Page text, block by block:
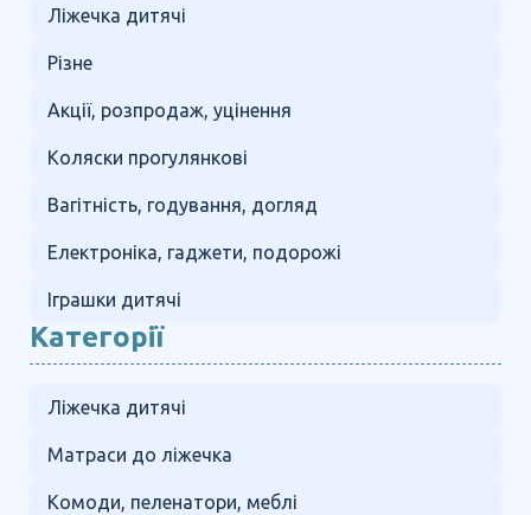
Ліжечка дитячі
Різне
Акції, розпродаж, уцінення
Коляски прогулянкові
Вагітність, годування, догляд
Електроніка, гаджети, подорожі
Іграшки дитячі
Категорії
Ліжечка дитячі
Матраси до ліжечка
Комоди, пеленатори, меблі